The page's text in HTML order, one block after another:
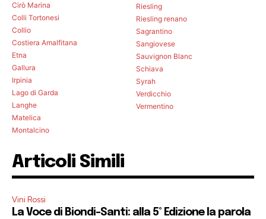
Cirò Marina
Colli Tortonesi
Collio
Costiera Amalfitana
Etna
Gallura
Irpinia
Lago di Garda
Langhe
Matelica
Montalcino
Riesling
Riesling renano
Sagrantino
Sangiovese
Sauvignon Blanc
Schiava
Syrah
Verdicchio
Vermentino
Articoli Simili
Vini Rossi
La Voce di Biondi-Santi: alla 5° Edizione la parola